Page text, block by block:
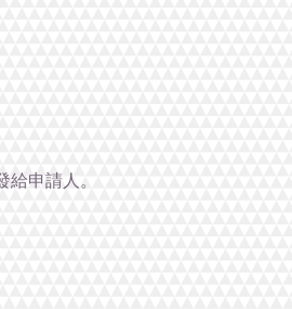
申請人。